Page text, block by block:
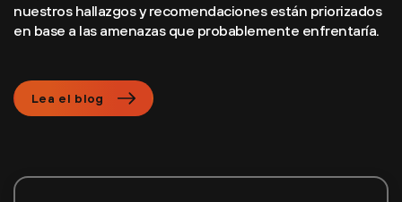
nuestros hallazgos y recomendaciones están priorizados
en base a las amenazas que probablemente enfrentaría.
Lea el blog